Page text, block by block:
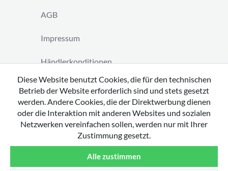
AGB
Impressum
Händlerkonditionen
Vertrag widerrufen
Diese Website benutzt Cookies, die für den technischen
Betrieb der Website erforderlich sind und stets gesetzt
werden. Andere Cookies, die der Direktwerbung dienen
oder die Interaktion mit anderen Websites und sozialen
Netzwerken vereinfachen sollen, werden nur mit Ihrer
Zustimmung gesetzt.